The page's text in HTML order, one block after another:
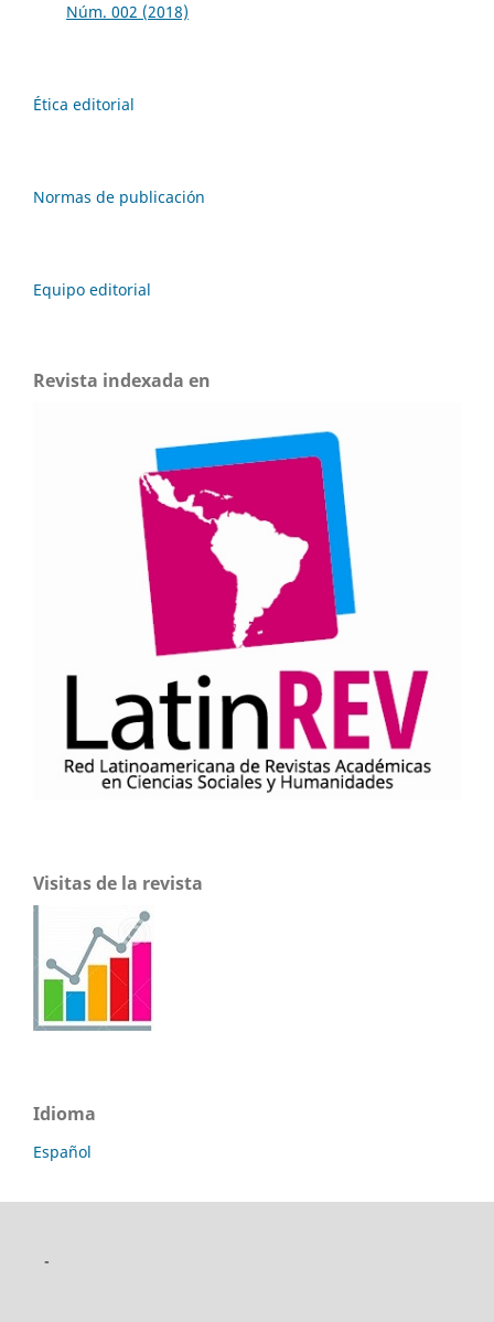
Núm. 002 (2018)
Ética editorial
Normas de publicación
Equipo editorial
Revista indexada en
Visitas de la revista
Idioma
Español
-